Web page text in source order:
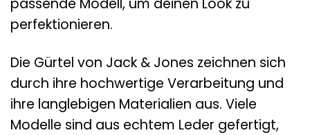
perfektionieren.
Die Gürtel von Jack & Jones zeichnen sich
durch ihre hochwertige Verarbeitung und
ihre langlebigen Materialien aus. Viele
Modelle sind aus echtem Leder gefertigt,